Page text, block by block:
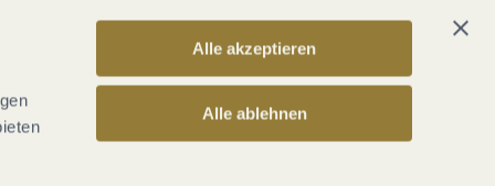
Alle akzeptieren
Alle ablehnen
Impressum
Barrierefreiheit
Vertrag widerrufen
Versicherungsvertrag widerrufen